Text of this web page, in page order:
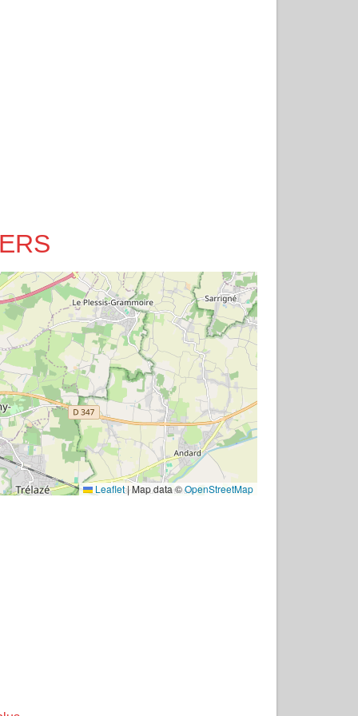
Leaflet|Map data ©OpenStreetMap